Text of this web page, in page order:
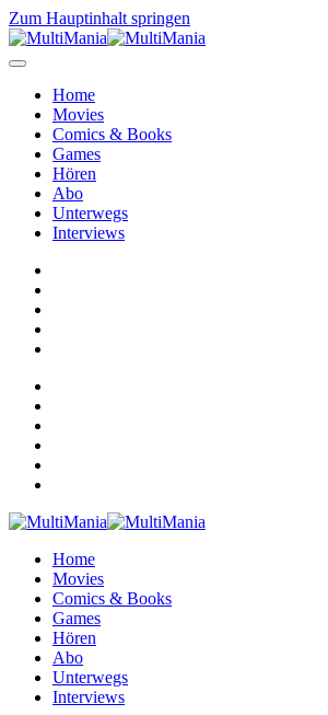
Zum Hauptinhalt springen
Home
Movies
Comics & Books
Games
Hören
Abo
Unterwegs
Interviews
Home
Movies
Comics & Books
Games
Hören
Abo
Unterwegs
Interviews